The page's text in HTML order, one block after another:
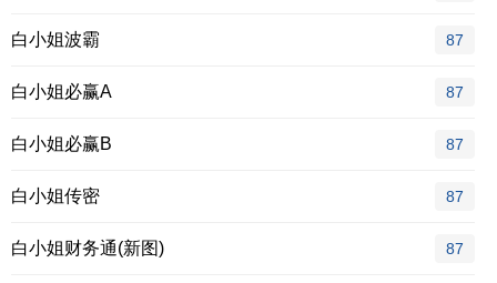
白小姐波霸 87
白小姐必赢A 87
白小姐必赢B 87
白小姐传密 87
白小姐财务通(新图) 87